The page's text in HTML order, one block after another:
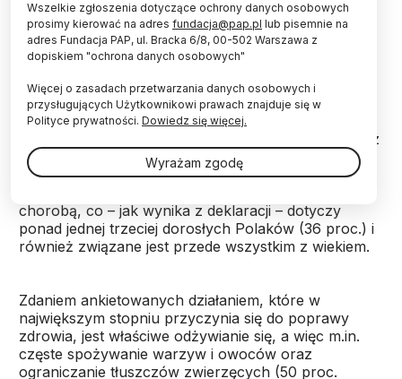
W ciągu ostatnich pięciu lat zwiększył się odsetek
badanych postrzegających stan swojego zdrowia
jako co najmniej dobry (o 5 punktów), ubyło
natomiast osób wyrażających niezadowolenie (o 4
punkty).
Narzekanie na stan swojego zdrowia wzrasta wraz z
wiekiem ankietowanych. Istotnym czynnikiem
wpływającym na poziom zadowolenia z własnego
chorobą, co – jak wynika z deklaracji – dotyczy
ponad jednej trzeciej dorosłych Polaków (36 proc.) i
również związane jest przede wszystkim z wiekiem.
Zdaniem ankietowanych działaniem, które w
największym stopniu przyczynia się do poprawy
zdrowia, jest właściwe odżywianie się, a więc m.in.
częste spożywanie warzyw i owoców oraz
ograniczanie tłuszczów zwierzęcych (50 proc.
Wszelkie zgłoszenia dotyczące ochrony danych osobowych
prosimy kierować na adres fundacja@pap.pl lub pisemnie na
adres Fundacja PAP, ul. Bracka 6/8, 00-502 Warszawa z
dopiskiem "ochrona danych osobowych"
Więcej o zasadach przetwarzania danych osobowych i
przysługujących Użytkownikowi prawach znajduje się w
Polityce prywatności. Dowiedz się więcej.
Wyrażam zgodę